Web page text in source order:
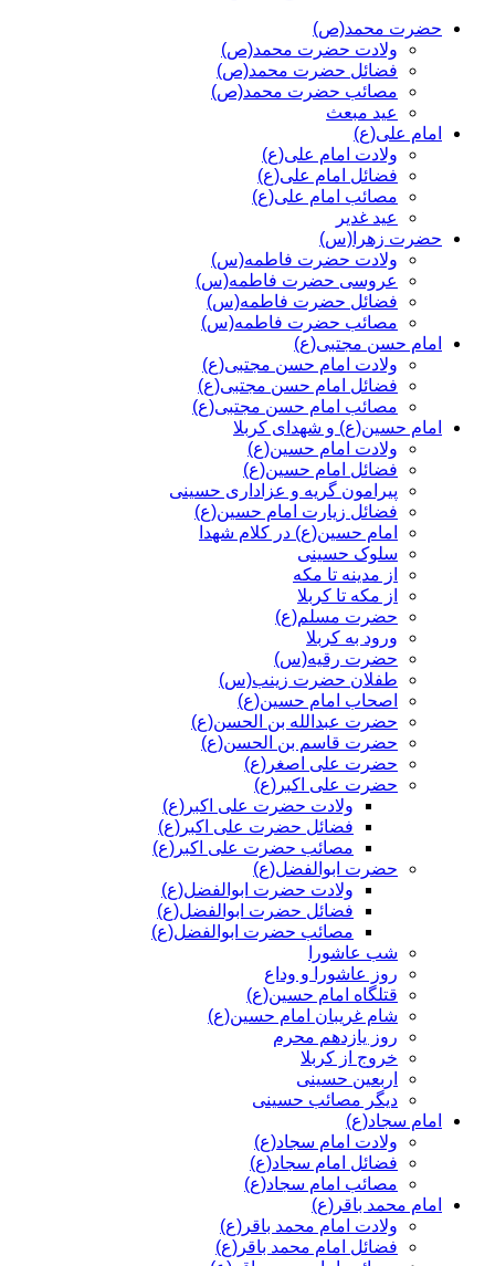
حضرت محمد(ص)
ولادت حضرت محمد(ص)
فضائل حضرت محمد(ص)
مصائب حضرت محمد(ص)
عید مبعث
امام علی(ع)
ولادت امام علی(ع)
فضائل امام علی(ع)
مصائب امام علی(ع)
عید غدیر
حضرت زهرا(س)
ولادت حضرت فاطمه(س)
عروسی حضرت فاطمه(س)
فضائل حضرت فاطمه(س)
مصائب حضرت فاطمه(س)
امام حسن مجتبی(ع)
ولادت امام حسن مجتبی(ع)
فضائل امام حسن مجتبی(ع)
مصائب امام حسن مجتبی(ع)
امام حسین(ع) و شهدای کربلا
ولادت امام حسین(ع)
فضائل امام حسین(ع)
پیرامون گریه و عزاداری حسینی
فضائل زیارت امام حسین(ع)
امام حسین(ع) در کلام شهدا
سلوک حسینی
از مدینه تا مکه
از مکه تا کربلا
حضرت مسلم(ع)
ورود به کربلا
حضرت رقیه(س)
طفلان حضرت زینب(س)
اصحاب امام حسین(ع)
حضرت عبدالله بن الحسن(ع)
حضرت قاسم بن الحسن(ع)
حضرت علی اصغر(ع)
حضرت علی اکبر(ع)
ولادت حضرت علی اکبر(ع)
فضائل حضرت علی اکبر(ع)
مصائب حضرت علی اکبر(ع)
حضرت ابوالفضل(ع)
ولادت حضرت ابوالفضل(ع)
فضائل حضرت ابوالفضل(ع)
مصائب حضرت ابوالفضل(ع)
شب عاشورا
روز عاشورا و وداع
قتلگاه امام حسین(ع)
شام غریبان امام حسین(ع)
روز یازدهم محرم
خروج از کربلا
اربعین حسینی
دیگر مصائب حسینی
امام سجاد(ع)
ولادت امام سجاد(ع)
فضائل امام سجاد(ع)
مصائب امام سجاد(ع)
امام محمد باقر(ع)
ولادت امام محمد باقر(ع)
فضائل امام محمد باقر(ع)